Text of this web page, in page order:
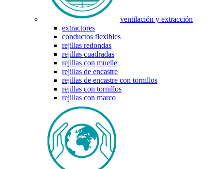
ventilación y extracción
extractores
conductos flexibles
rejillas redondas
rejillas cuadradas
rejillas con muelle
rejillas de encastre
rejillas de encastre con tornillos
rejillas con tornillos
rejillas con marco